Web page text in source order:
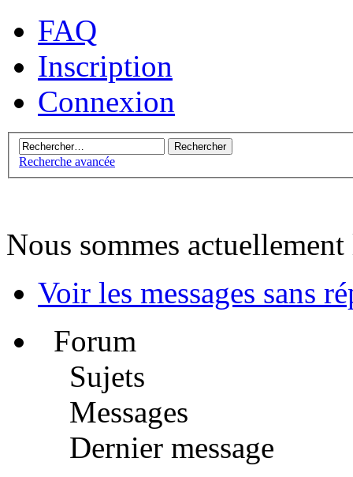
FAQ
Inscription
Connexion
Recherche avancée
Nous sommes
Voir les messages sans
Forum
Sujets
Messages
Dernier message